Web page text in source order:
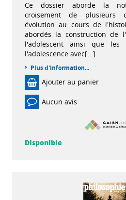
Ce dossier aborde la
croisement de plusieurs
évolution au cours de
abordés la construction de
l'adolescent ainsi que les
l'adolescence avec[...]
Plus d'information...
Ajouter au panier
Aucun avis
Disponible